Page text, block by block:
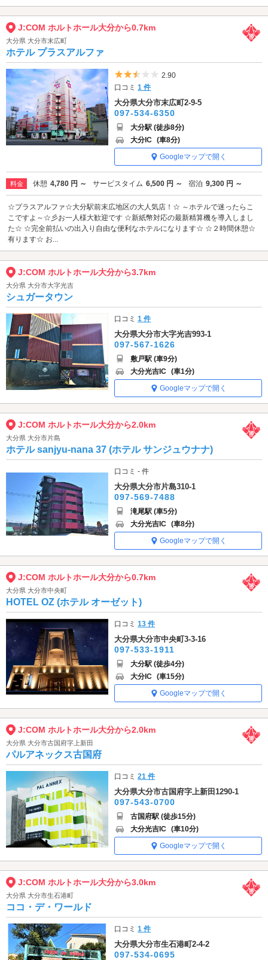
J:COM ホルトホール大分から0.7km
大分県 大分市末広町
ホテル プラスアルファ
5つ星のうち2.5
2.90
口コミ1 件
大分県大分市末広町2-9-5
097-534-6350
大分駅 (徒歩8分)
大分IC (車8分)
Googleマップで開く
料金 休憩 4,780 円 ～ サービスタイム 6,500 円 ～ 宿泊 9,300 円 ～
☆プラスアルファ☆大分駅前末広地区の大人気店！☆ ～ホテルで迷ったらこ
こですよ～☆彡お一人様大歓迎です ☆新紙幣対応の最新精算機を導入しまし
た☆ ☆完全前払いの出入り自由な便利なホテルになります☆ ☆２時間休憩☆
有ります☆ お...
J:COM ホルトホール大分から3.7km
大分県 大分市大字光吉
シュガータウン
口コミ1 件
大分県大分市大字光吉993-1
097-567-1626
敷戸駅 (車9分)
大分光吉IC (車1分)
Googleマップで開く
J:COM ホルトホール大分から2.0km
大分県 大分市片島
ホテル sanjyu-nana 37 (ホテル サンジュウナナ)
口コミ - 件
大分県大分市片島310-1
097-569-7488
滝尾駅 (車5分)
大分光吉IC (車8分)
Googleマップで開く
J:COM ホルトホール大分から0.7km
大分県 大分市中央町
HOTEL OZ (ホテル オーゼット)
口コミ13 件
大分県大分市中央町3-3-16
097-533-1911
大分駅 (徒歩4分)
大分IC (車15分)
Googleマップで開く
J:COM ホルトホール大分から2.0km
大分県 大分市古国府字上新田
パルアネックス古国府
口コミ21 件
大分県大分市古国府字上新田1290-1
097-543-0700
古国府駅 (徒歩15分)
大分光吉IC (車10分)
Googleマップで開く
J:COM ホルトホール大分から3.0km
大分県 大分市生石港町
ココ・デ・ワールド
口コミ1 件
大分県大分市生石港町2-4-2
097-534-0695